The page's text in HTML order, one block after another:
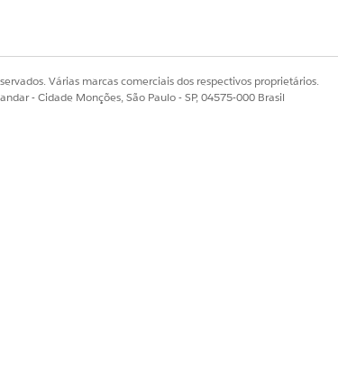
com o Salesforce Go
Várias marcas comerciais dos respectivos proprietários.
- Cidade Monções, São Paulo - SP, 04575-000 Brasil